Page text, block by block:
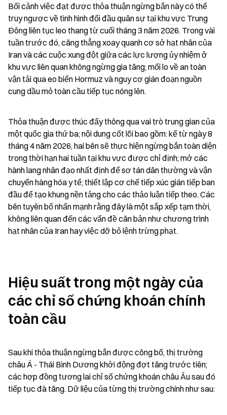
Bối cảnh việc đạt được thỏa thuận ngừng bắn này có thể
truy ngược về tình hình đối đầu quân sự tại khu vực Trung
Đông liên tục leo thang từ cuối tháng 3 năm 2026. Trong vài
tuần trước đó, căng thẳng xoay quanh cơ sở hạt nhân của
Iran và các cuộc xung đột giữa các lực lượng ủy nhiệm ở
khu vực liên quan không ngừng gia tăng; mối lo về an toàn
vận tải qua eo biển Hormuz và nguy cơ gián đoạn nguồn
cung dầu mỏ toàn cầu tiếp tục nóng lên.
Thỏa thuận được thúc đẩy thông qua vai trò trung gian của
một quốc gia thứ ba; nội dung cốt lõi bao gồm: kể từ ngày 8
tháng 4 năm 2026, hai bên sẽ thực hiện ngừng bắn toàn diện
trong thời hạn hai tuần tại khu vực được chỉ định; mở các
hành lang nhân đạo nhất định để sơ tán dân thường và vận
chuyển hàng hóa y tế; thiết lập cơ chế tiếp xúc gián tiếp ban
đầu để tạo khung nền tảng cho các thảo luận tiếp theo. Các
bên tuyên bố nhấn mạnh rằng đây là một sắp xếp tạm thời,
không liên quan đến các vấn đề căn bản như chương trình
hạt nhân của Iran hay việc dỡ bỏ lệnh trừng phạt.
Hiệu suất trong một ngày của
các chỉ số chứng khoán chính
toàn cầu
Sau khi thỏa thuận ngừng bắn được công bố, thị trường
châu Á - Thái Bình Dương khởi động đợt tăng trước tiên;
các hợp đồng tương lai chỉ số chứng khoán châu Âu sau đó
tiếp tục đà tăng. Dữ liệu của từng thị trường chính như sau: